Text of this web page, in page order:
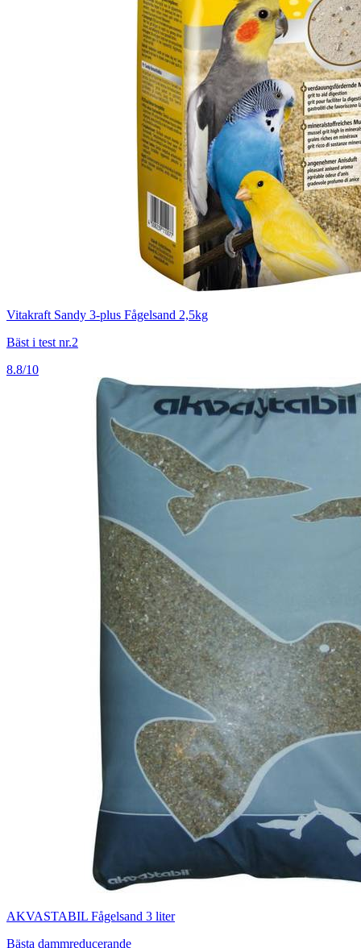
Vitakraft Sandy 3-plus Fågelsand 2,5kg
Bäst i test nr.2
8.8/10
AKVASTABIL Fågelsand 3 liter
Bästa dammreducerande